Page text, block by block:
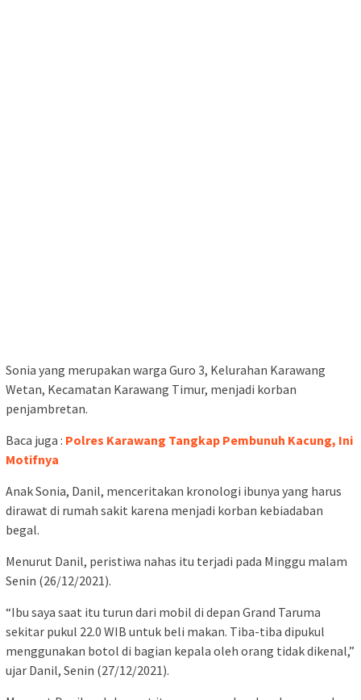
Sonia yang merupakan warga Guro 3, Kelurahan Karawang
Wetan, Kecamatan Karawang Timur, menjadi korban
penjambretan.
Baca juga : Polres Karawang Tangkap Pembunuh Kacung, Ini
Motifnya
Anak Sonia, Danil, menceritakan kronologi ibunya yang harus
dirawat di rumah sakit karena menjadi korban kebiadaban
begal.
Menurut Danil, peristiwa nahas itu terjadi pada Minggu malam
Senin (26/12/2021).
“Ibu saya saat itu turun dari mobil di depan Grand Taruma
sekitar pukul 22.0 WIB untuk beli makan. Tiba-tiba dipukul
menggunakan botol di bagian kepala oleh orang tidak dikenal,”
ujar Danil, Senin (27/12/2021).